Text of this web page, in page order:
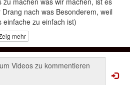
Drang nach was Besonderem, weil
einfache zu einfach ist)
mit Ton 4 /Form
vorhanden sein), auch wenn es
nicht seh- oder fühlbar ist, ist
mehr